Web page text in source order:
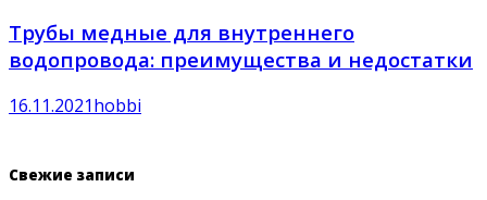
Трубы медные для внутреннего
водопровода: преимущества и недостатки
16.11.2021hobbi
Свежие записи